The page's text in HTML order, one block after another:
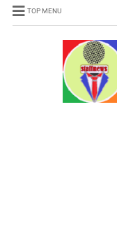
TOP MENU